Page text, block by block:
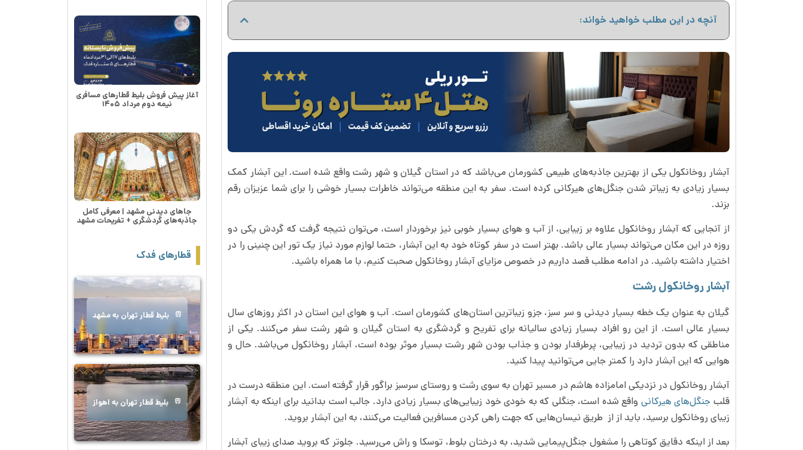
آنچه در این مطلب خواهید خواند:
آبشار روخانکول یکی از بهترین جاذبه‌های طبیعی کشورمان می‌باشد که در استان گیلان و شهر رشت واقع شده است. این آبشار کمک
بسیار زیادی به زیباتر شدن جنگل‌های هیرکانی کرده است. سفر به این منطقه می‌تواند خاطرات بسیار خوشی را برای شما عزیزان رقم
بزند.
از آنجایی که آبشار روخانکول علاوه بر زیبایی، از آب و هوای بسیار خوبی نیز برخوردار است، می‌توان نتیجه گرفت که گردش یکی دو
روزه در این مکان می‌تواند بسیار عالی باشد. بهتر است در سفر کوتاه خود به این آبشار، حتما لوازم مورد نیاز یک تور این چنینی را در
اختیار داشته باشید. در ادامه مطلب قصد داریم در خصوص مزایای آبشار روخانکول صحبت کنیم، با ما همراه باشید.
آبشار روخانکول رشت
گیلان به عنوان یک خطه بسیار دیدنی و سر سبز، جزو زیباترین استان‌های کشورمان است. آب و هوای این استان در اکثر روزهای سال
بسیار عالی است. از این رو افراد بسیار زیادی سالیانه برای تفریح و گردشگری به استان گیلان و شهر رشت سفر می‌کنند. یکی از
مناطقی که بدون تردید در زیبایی، پرطرفدار بودن و جذاب بودن شهر رشت بسیار موثر بوده است، آبشار روخانکول می‌باشد. حال و
هوایی که این آبشار دارد را کمتر جایی می‌توانید پیدا کنید.
آبشار روخانکول در نزدیکی امامزاده هاشم در مسیر تهران به سوی رشت و روستای سرسبز براگور قرار گرفته است. این منطقه درست در
قلب جنگل‌های هیرکانی واقع شده است، جنگلی که به خودی خود زیبایی‌های بسیار زیادی دارد. جالب است بدانید برای اینکه به آبشار
زیبای روخانکول برسید، باید از از طریق نیسان‌هایی که جهت راهی کردن مسافرین فعالیت می‌کنند، به این آبشار بروید.
بعد از اینکه دقایق کوتاهی را مشغول جنگل‌پیمایی شدید، به درختان بلوط، توسکا و راش می‌رسید. جلوتر که بروید صدای زیبای آبشار
آغاز پیش فروش بلیط قطارهای مسافری
نیمه دوم مرداد ۱۴۰۵
جاهای دیدنی مشهد | معرفی کامل
جاذبه‌های گردشگری + تفریحات مشهد
قطارهای فدک
بلیط قطار تهران به مشهد
بلیط قطار تهران به اهواز